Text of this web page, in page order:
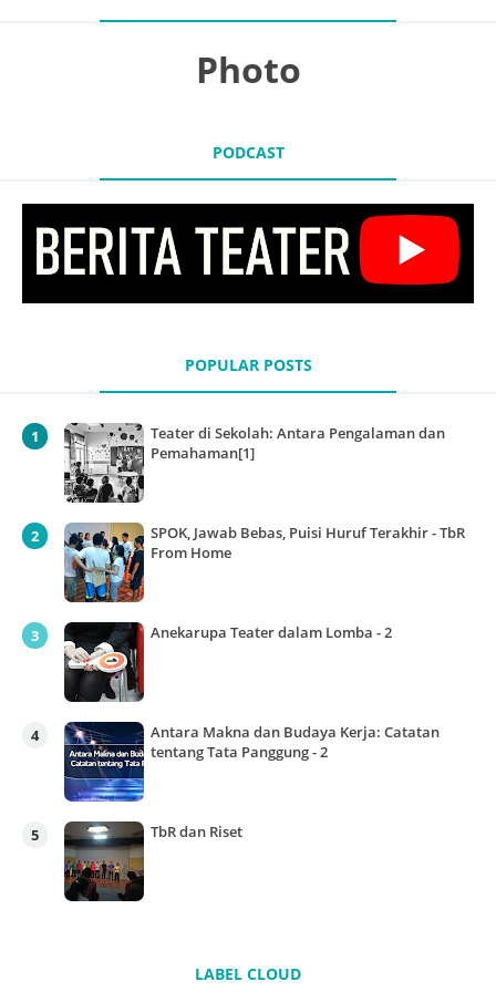
Photo
PODCAST
POPULAR POSTS
Teater di Sekolah: Antara Pengalaman dan
Pemahaman[1]
SPOK, Jawab Bebas, Puisi Huruf Terakhir - TbR
From Home
Anekarupa Teater dalam Lomba - 2
Antara Makna dan Budaya Kerja: Catatan
tentang Tata Panggung - 2
TbR dan Riset
LABEL CLOUD